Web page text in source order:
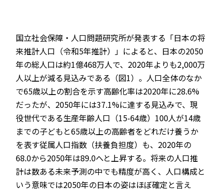
国立社会保障・人口問題研究所が発表する「日本の将
来推計人口（令和5年推計）」によると、日本の2050
年の総人口は約1億468万人で、2020年よりも2,000万
人以上が減る見込みである（図1）。人口全体のなか
で65歳以上の割合を示す高齢化率は2020年に28.6%
だったが、2050年には37.1%に達する見込みで、現
役世代である生産年齢人口（15-64歳）100人が14歳
までの子どもと65歳以上の高齢者をどれだけ養うか
を表す従属人口指数（扶養負担度）も、2020年の
68.0から2050年は89.0へと上昇する。将来の人口推
計は数ある未来予測の中でも精度が高く、人口構成と
いう意味では2050年の日本の姿はほぼ確定と言え